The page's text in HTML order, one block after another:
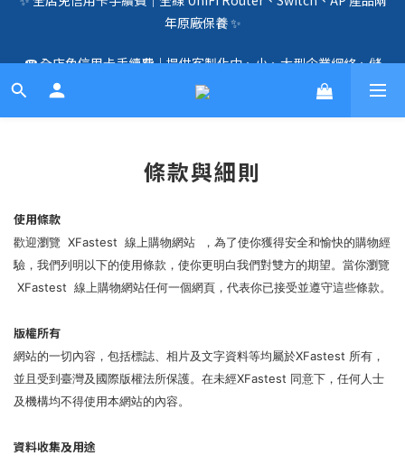
🛍️  全店免信用卡手續費、購物滿 HK$1000，即享免運優惠！
年原廠保養 ✨
存、監控、會議、智能化等方案，歡迎聯絡！☎️
條款與細則
使用條款
歡迎瀏覽 XFastest 線上購物網站 ，為了使你獲得安全和愉快的購物經
驗，我們列明以下的使用條款，使你更明白我們對雙方的期望。當你瀏覽
XFastest 線上購物網站任何一個網頁，代表你已接受並遵守這些條款。
版權所有
網站的一切內容，包括標誌、相片及文字資料等均屬於XFastest 所有，
並且受到臺灣及國際版權法所保護。在未經XFastest 同意下，任何人士
及機構均不得使用本網站的內容。
資料收集及用途